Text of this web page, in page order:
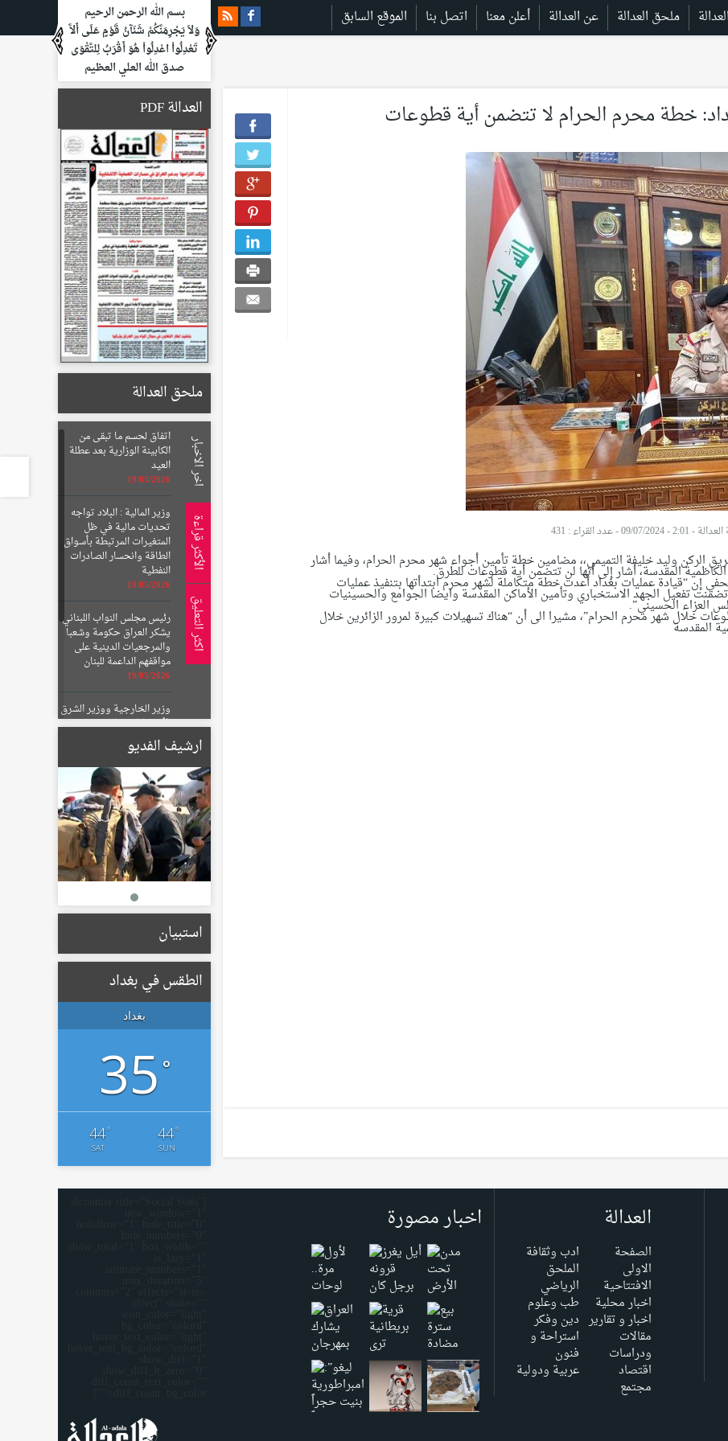
ملحق العدالة عن العدالة أعلن معنا اتصل بنا الموقع السابق
بسم الله الرحمن الرحيم
وَلاَ يَجْرِمَنَّكُمْ شَنَآنُ قَوْمٍ عَلَى أَلاَّ
تَعْدِلُواْ اعْدِلُواْ هُوَ أَقْرَبُ لِلتَّقْوَى
صدق الله العلي العظيم
خطة محرم الحرام لا تتضمن أية قطوعات
- 09/07/2024
-عدد القراء : 431
الركن وليد خليفة التميمي،، مضامين خطة تأمين أجواء شهر محرم الحرام، وفيما أشار
المقدسة، أشار إلى أنها لن تتضمن أية قطوعات للطرق.
إن “قيادة عمليات بغداد أعدت خطة متكاملة لشهر محرم ابتدأتها بتنفيذ عمليات
تفعيل الجهد الاستخباري وتأمين الأماكن المقدسة وايضا الجوامع والحسينيات
العزاء الحسيني”.
خلال شهر محرم الحرام”، مشيرا الى أن “هناك تسهيلات كبيرة لمرور الزائرين خلال
المقدسة
العدالة PDF
ملحق العدالة
اتفاق لحسم ما تبقى من
الكابينة الوزارية بعد عطلة
العيد
19/05/2026
وزير المالية : البلاد تواجه
تحديات مالية في ظل
المتغيرات المرتبطة بأسواق
الطاقة وانحسار الصادرات
النفطية
19/05/2026
رئيس مجلس النواب اللبناني
يشكر العراق حكومة وشعبا
والمرجعيات الدينية على
مواقفهم الداعمة للبنان
19/05/2026
وزير الخارجية ووزير الشرق
الأوسط البريطاني يبحثان
الأوضاع الإقليمية
والتطورات بالمنطقة
19/05/2026
الإعمار تعلن تشكيل لجان
لتعويض أصحاب الأراضي
المتأثرة بمسار الطريق
الحلقي الرابع
22/01/2026
اخر الاخبار
الأكثر قراءة
اكثر التعليق
ارشيف الفديو
استبيان
الطقس في بغداد
بغداد
35°
44°
SAT
44°
SUN
العدالة
الصفحة
الاولى
الافتتاحية
اخبار محلية
اخبار و تقارير
مقالات
ودراسات
اقتصاد
مجتمع
ادب وثقافة
الملحق
الرياضي
طب وعلوم
دين وفكر
استراحة و
فنون
عربية ودولية
اخبار مصورة